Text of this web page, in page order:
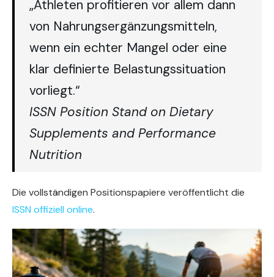
„Athleten profitieren vor allem dann
von Nahrungsergänzungsmitteln,
wenn ein echter Mangel oder eine
klar definierte Belastungssituation
vorliegt.“
ISSN Position Stand on Dietary
Supplements and Performance
Nutrition
Die vollständigen Positionspapiere veröffentlicht die
ISSN offiziell online.